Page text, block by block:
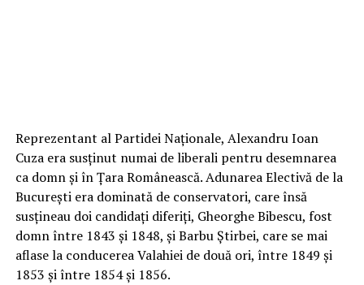
Reprezentant al Partidei Naţionale, Alexandru Ioan
Cuza era susţinut numai de liberali pentru desemnarea
ca domn şi în Ţara Românească. Adunarea Electivă de la
Bucureşti era dominată de conservatori, care însă
susţineau doi candidaţi diferiţi, Gheorghe Bibescu, fost
domn între 1843 şi 1848, şi Barbu Ştirbei, care se mai
aflase la conducerea Valahiei de două ori, între 1849 şi
1853 şi între 1854 şi 1856.